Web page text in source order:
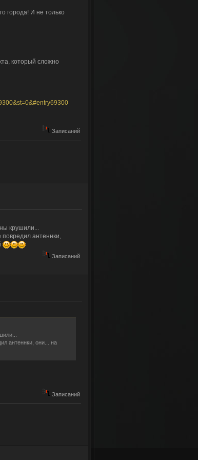
города! И не только
который сложно
Записаний
крушили...
повредил антеннки,
Записаний
антеннки, они... на
Записаний